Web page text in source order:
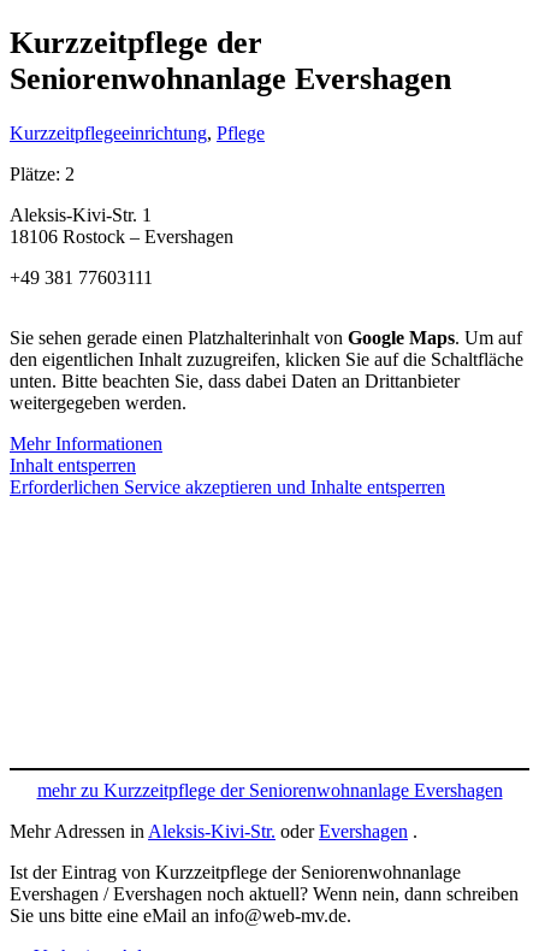
Kurzzeitpflege der
Seniorenwohnanlage Evershagen
Kurzzeitpflegeeinrichtung, Pflege
Plätze: 2
Aleksis-Kivi-Str. 1
18106 Rostock – Evershagen
+49 381 77603111
Sie sehen gerade einen Platzhalterinhalt von Google Maps. Um auf
den eigentlichen Inhalt zuzugreifen, klicken Sie auf die Schaltfläche
unten. Bitte beachten Sie, dass dabei Daten an Drittanbieter
weitergegeben werden.
Mehr Informationen
Inhalt entsperren
Erforderlichen Service akzeptieren und Inhalte entsperren
mehr zu Kurzzeitpflege der Seniorenwohnanlage Evershagen
Mehr Adressen in Aleksis-Kivi-Str. oderEvershagen .
Ist der Eintrag von Kurzzeitpflege der Seniorenwohnanlage
Evershagen / Evershagen noch aktuell? Wenn nein, dann schreiben
Sie uns bitte eine eMail an info@web-mv.de.